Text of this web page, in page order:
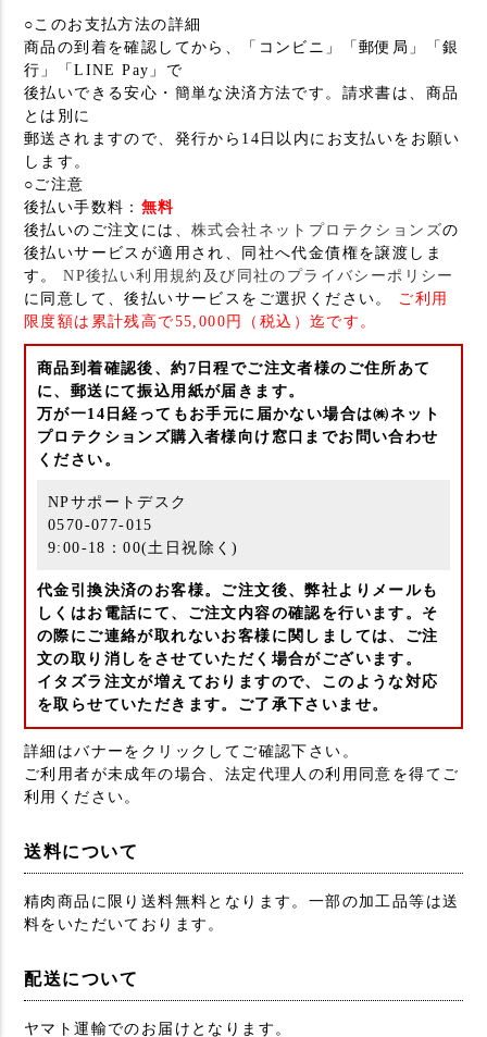
○このお支払方法の詳細
商品の到着を確認してから、「コンビニ」「郵便局」「銀
行」「LINE Pay」で
後払いできる安心・簡単な決済方法です。請求書は、商品
とは別に
郵送されますので、発行から14日以内にお支払いをお願い
します。
○ご注意
後払い手数料： 無料
後払いのご注文には、 株式会社ネットプロテクションズの
後払いサービスが適用され、同社へ代金債権を譲渡しま
す。NP後払い利用規約及び同社のプライバシーポリシー
に同意して、後払いサービスをご選択ください。 ご利用
限度額は累計残高で55,000円（税込）迄です。
商品到着確認後、約7日程でご注文者様のご住所あて
に、郵送にて振込用紙が届きます。
万が一14日経ってもお手元に届かない場合は㈱ネット
プロテクションズ購入者様向け窓口までお問い合わせ
ください。
NPサポートデスク
0570-077-015
9:00-18：00(土日祝除く)
代金引換決済のお客様。ご注文後、弊社よりメールも
しくはお電話にて、ご注文内容の確認を行います。そ
の際にご連絡が取れないお客様に関しましては、ご注
文の取り消しをさせていただく場合がございます。
イタズラ注文が増えておりますので、このような対応
を取らせていただきます。ご了承下さいませ。
詳細はバナーをクリックしてご確認下さい。
ご利用者が未成年の場合、法定代理人の利用同意を得てご
利用ください。
送料について
精肉商品に限り送料無料となります。一部の加工品等は送
料をいただいております。
配送について
ヤマト運輸でのお届けとなります。